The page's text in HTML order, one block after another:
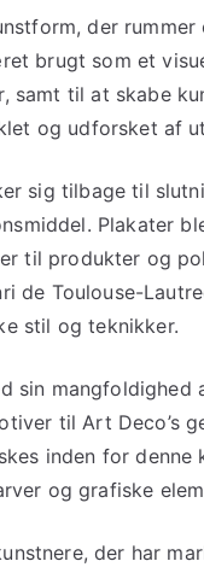
der
brugt som et
samt til at skabe
og udforsket af
sig tilbage til
Plakater
til produkter og
de Toulouse-
stil og teknikker.
sin mangfoldighed
til Art Deco’s
inden for denne
og grafiske
der har